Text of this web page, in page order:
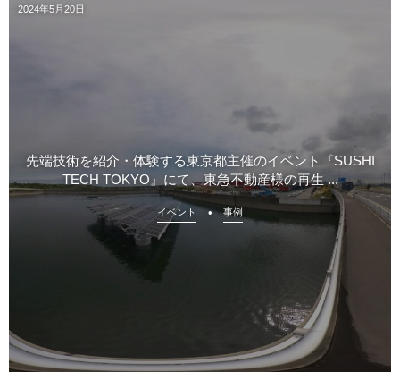
2024年5月20日
先端技術を紹介・体験する東京都主催のイベント『SUSHI
TECH TOKYO』にて、東急不動産様の再生 ...
イベント 事例